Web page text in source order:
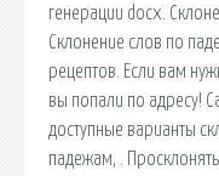
генерации docx.
Склонение слов по
рецептов. Если вам
вы попали по адресу!
доступные варианты
падежам, .